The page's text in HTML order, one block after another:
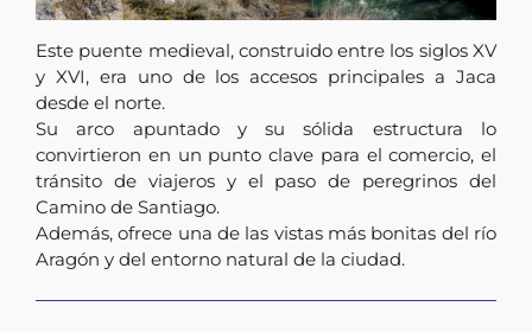
Este puente medieval, construido entre los siglos XV
y XVI, era uno de los accesos principales a Jaca
desde el norte.
Su arco apuntado y su sólida estructura lo
convirtieron en un punto clave para el comercio, el
tránsito de viajeros y el paso de peregrinos del
Camino de Santiago.
Además, ofrece una de las vistas más bonitas del río
Aragón y del entorno natural de la ciudad.